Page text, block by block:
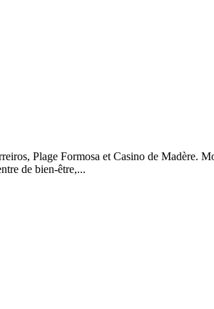
Plage Formosa et Casino de Madère.
de bien-être,...